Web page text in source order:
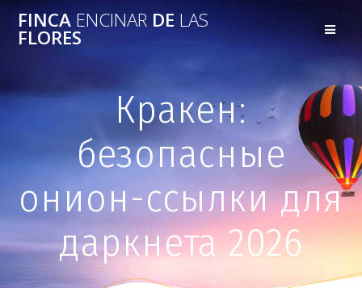
FINCAENCINAR DE LAS
FLORES
Кракен:
безопасные
онион-ссылки для
даркнета 2026